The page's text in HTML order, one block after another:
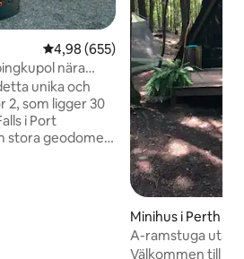
4,98 av 5 i genomsnittligt
4,98 (655)
nära
unika och
2, som ligger 30
i Port
stora geodome
Minihus i Perth
A-ramstuga utan
koppla av i
Välkommen till